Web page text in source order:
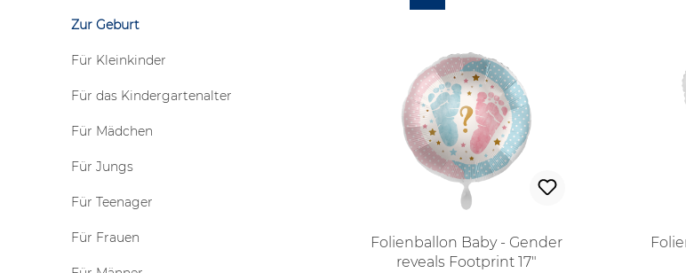
Zur Geburt
Für Kleinkinder
Für das Kindergartenalter
Für Mädchen
Für Jungs
Für Teenager
Für Frauen
Folienballon Baby - Gender
reveals Footprint 17"